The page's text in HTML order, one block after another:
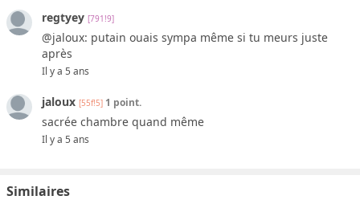
regtyey [791!9]
@jaloux: putain ouais sympa même si tu meurs juste
après
Il y a 5 ans
jaloux [55f!5] 1 point.
sacrée chambre quand même
Il y a 5 ans
Similaires